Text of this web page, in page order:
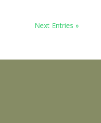
Next Entries »